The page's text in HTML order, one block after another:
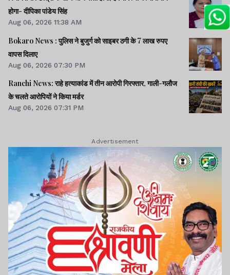
होगा- दीपिका पांडेय सिंह
Aug 06, 2026 11:38 AM
Bokaro News : पुलिस ने बुजुर्ग को साइबर ठगी के 7 लाख रुपए
वापस दिलाए
Aug 06, 2026 07:30 PM
Ranchi News: राहे हत्याकांड में तीन आरोपी गिरफ्तार, गाली-गलौज
के चलते आरोपियों ने किया मर्डर
Aug 06, 2026 07:31 PM
Advertisement